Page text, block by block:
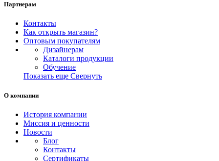
Партнерам
Контакты
Как открыть магазин?
Оптовым покупателям
Дизайнерам
Каталоги продукции
Обучение
Показать еще Свернуть
О компании
История компании
Миссия и ценности
Новости
Блог
Контакты
Сертификаты